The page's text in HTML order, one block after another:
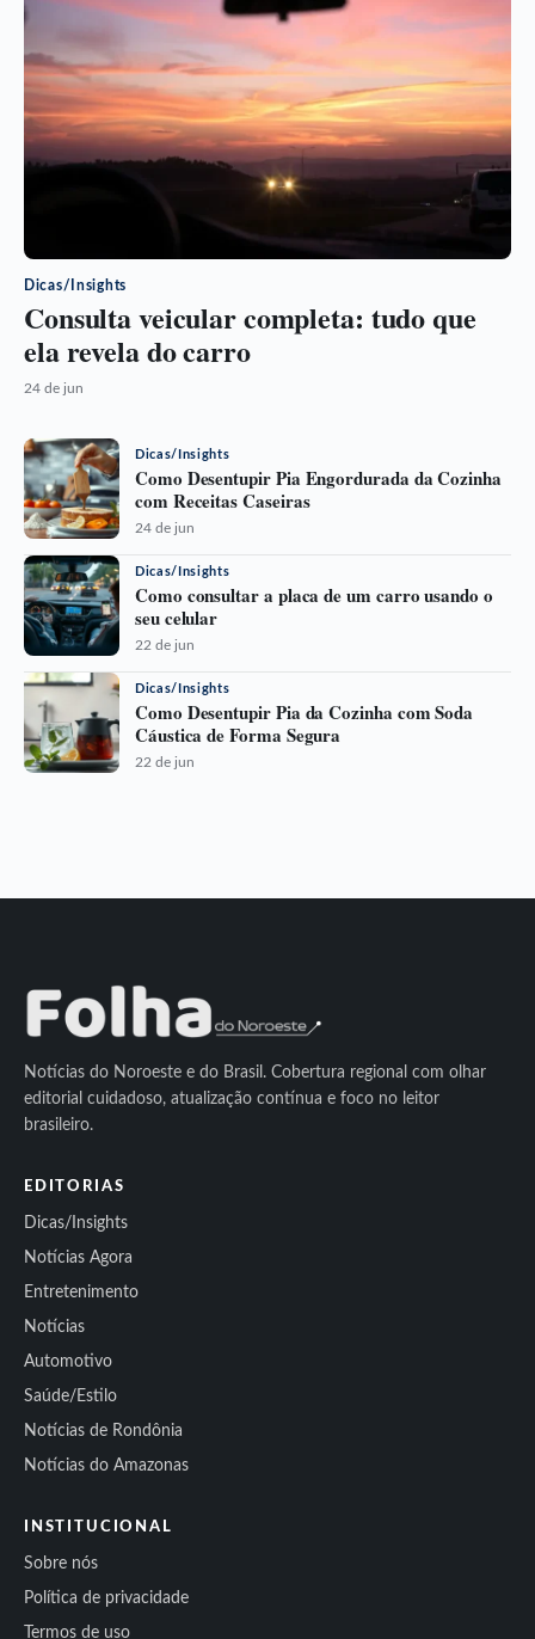
Dicas/Insights
Consulta veicular completa: tudo que
ela revela do carro
24 de jun
Dicas/Insights
Como Desentupir Pia Engordurada da Cozinha
com Receitas Caseiras
24 de jun
Dicas/Insights
Como consultar a placa de um carro usando o
seu celular
22 de jun
Dicas/Insights
Como Desentupir Pia da Cozinha com Soda
Cáustica de Forma Segura
22 de jun
Notícias do Noroeste e do Brasil. Cobertura regional com olhar
editorial cuidadoso, atualização contínua e foco no leitor
brasileiro.
EDITORIAS
Dicas/Insights
Notícias Agora
Entretenimento
Notícias
Automotivo
Saúde/Estilo
Notícias de Rondônia
Notícias do Amazonas
INSTITUCIONAL
Sobre nós
Política de privacidade
Termos de uso